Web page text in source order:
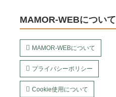
MAMOR-WEBについて
MAMOR-WEBについて
プライバシーポリシー
Cookie使用について